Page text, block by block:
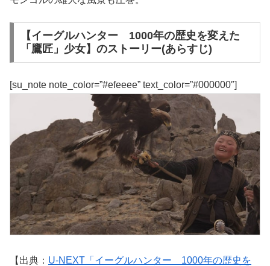
【イーグルハンター 1000年の歴史を変えた
「鷹匠」少女】のストーリー(あらすじ)
[su_note note_color=”#efeeee” text_color=”#000000″]
【出典： U-NEXT「イーグルハンター 1000年の歴史を